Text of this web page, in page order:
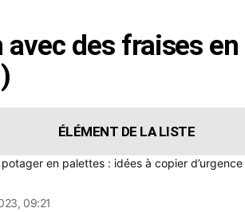
des fraises
ÉLÉMENT DE LA LISTE
en palettes : idées à copier
09:21